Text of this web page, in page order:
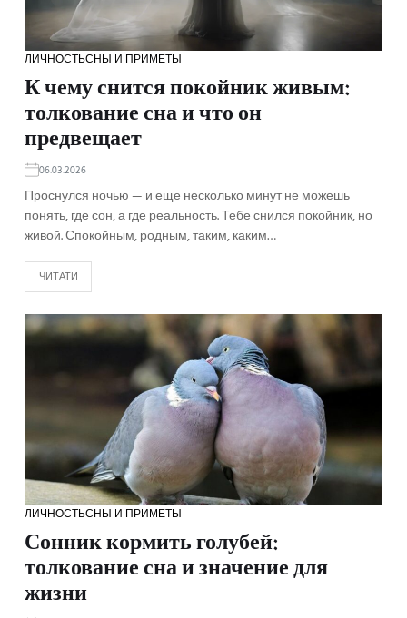
ЛИЧНОСТЬСНЫ И ПРИМЕТЫ
К чему снится покойник живым:
толкование сна и что он
предвещает
06.03.2026
Проснулся ночью — и еще несколько минут не можешь
понять, где сон, а где реальность. Тебе снился покойник, но
живой. Спокойным, родным, таким, каким…
ЧИТАТИ
ЛИЧНОСТЬСНЫ И ПРИМЕТЫ
Сонник кормить голубей:
толкование сна и значение для
жизни